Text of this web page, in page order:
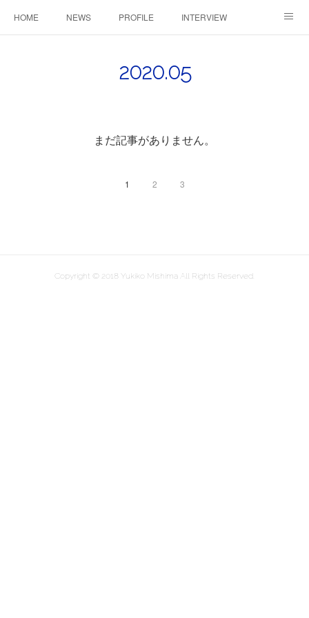
HOME NEWS PROFILE INTERVIEW
2020.05
まだ記事がありません。
1 2 3
Copyright © 2018 Yukiko Mishima All Rights Reserved.